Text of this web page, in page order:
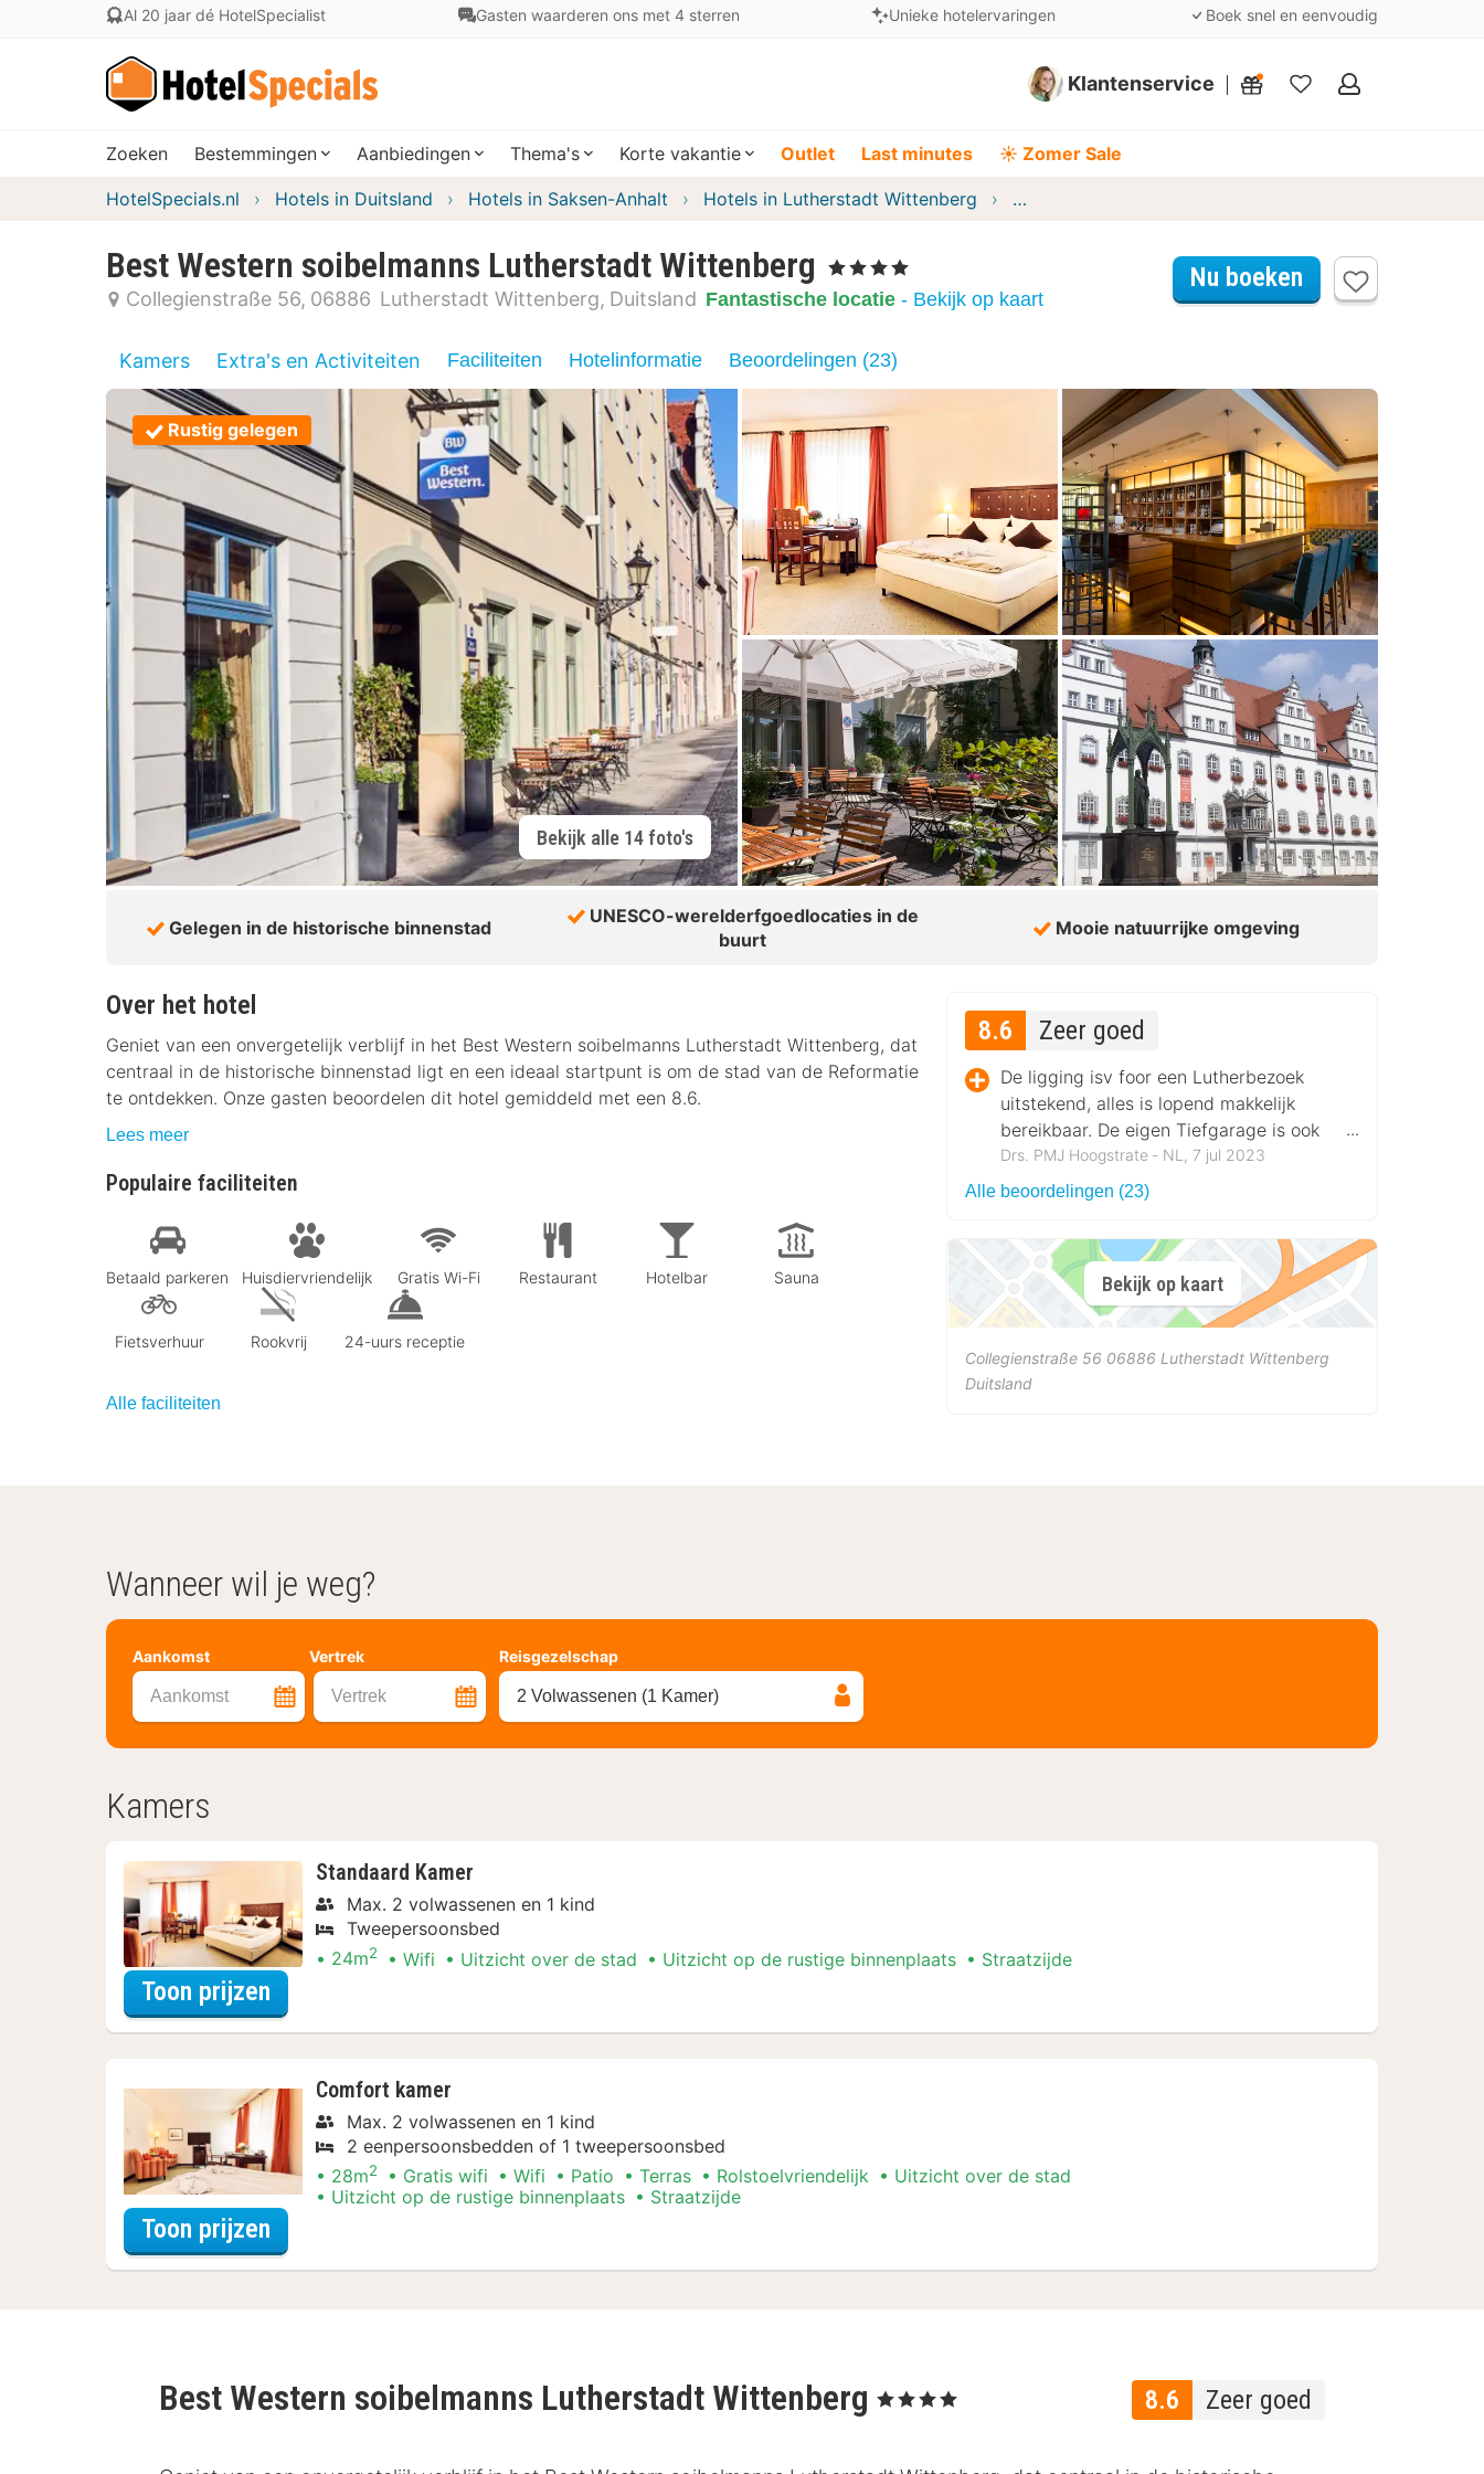
Al 20 jaar dé HotelSpecialist Gasten waarderen ons met 4 sterren Unieke hotelervaringen Boek snel en eenvoudig
Klantenservice
Mijn
Zoeken Bestemmingen Aanbiedingen Thema's Korte vakantie Outlet Last minutes ☀️ Zomer Sale
HotelSpecials.nl Hotels in Duitsland Hotels in Saksen-Anhalt Hotels in Lutherstadt Wittenberg Best Western soibelmanns Lutherstadt Wittenberg
Best Western soibelmanns Lutherstadt Wittenberg , 4 Sterren
Collegienstraße 56 06886 Lutherstadt Wittenberg Duitsland Fantastische locatie - Bekijk op kaart
Nu boeken
Kamers Extra's en Activiteiten Faciliteiten Hotelinformatie Beoordelingen (23)
Rustig gelegen
Bekijk alle 14 foto's
Gelegen in de historische binnenstad
UNESCO-werelderfgoedlocaties in de
buurt
Mooie natuurrijke omgeving
Over het hotel
Geniet van een onvergetelijk verblijf in het Best Western soibelmanns Lutherstadt Wittenberg, dat
centraal in de historische binnenstad ligt en een ideaal startpunt is om de stad van de Reformatie
te ontdekken. Onze gasten beoordelen dit hotel gemiddeld met een 8.6.
Lees meer
Populaire faciliteiten
Betaald parkeren Huisdiervriendelijk Gratis Wi-Fi Restaurant Hotelbar Sauna
Fietsverhuur Rookvrij 24-uurs receptie
Alle faciliteiten
8.6 Zeer goed
De ligging isv foor een Lutherbezoek
uitstekend, alles is lopend makkelijk
bereikbaar. De eigen Tiefgarage is ook
makkelijk.
Drs. PMJ Hoogstrate ‐ NL, 7 jul 2023
Alle beoordelingen (23)
Bekijk op kaart
Collegienstraße 56 06886 Lutherstadt Wittenberg
Duitsland
Wanneer wil je weg?
Aankomst Vertrek
Aankomst Vertrek
Reisgezelschap
2 Volwassenen (1 Kamer)
Kamers
Standaard Kamer
Max. 2 volwassenen en 1 kind
Tweepersoonsbed
24m2 Wifi Uitzicht over de stad Uitzicht op de rustige binnenplaats Straatzijde
Toon prijzen
Comfort kamer
Max. 2 volwassenen en 1 kind
2 eenpersoonsbedden of 1 tweepersoonsbed
28m2 Gratis wifi Wifi Patio Terras Rolstoelvriendelijk
Uitzicht over de stad
Uitzicht op de rustige binnenplaats
Straatzijde
Toon prijzen
8.6 Zeer goed
Best Western soibelmanns Lutherstadt Wittenberg , 4 Sterren